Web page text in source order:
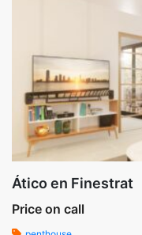
Ático en Finestrat
Price on call